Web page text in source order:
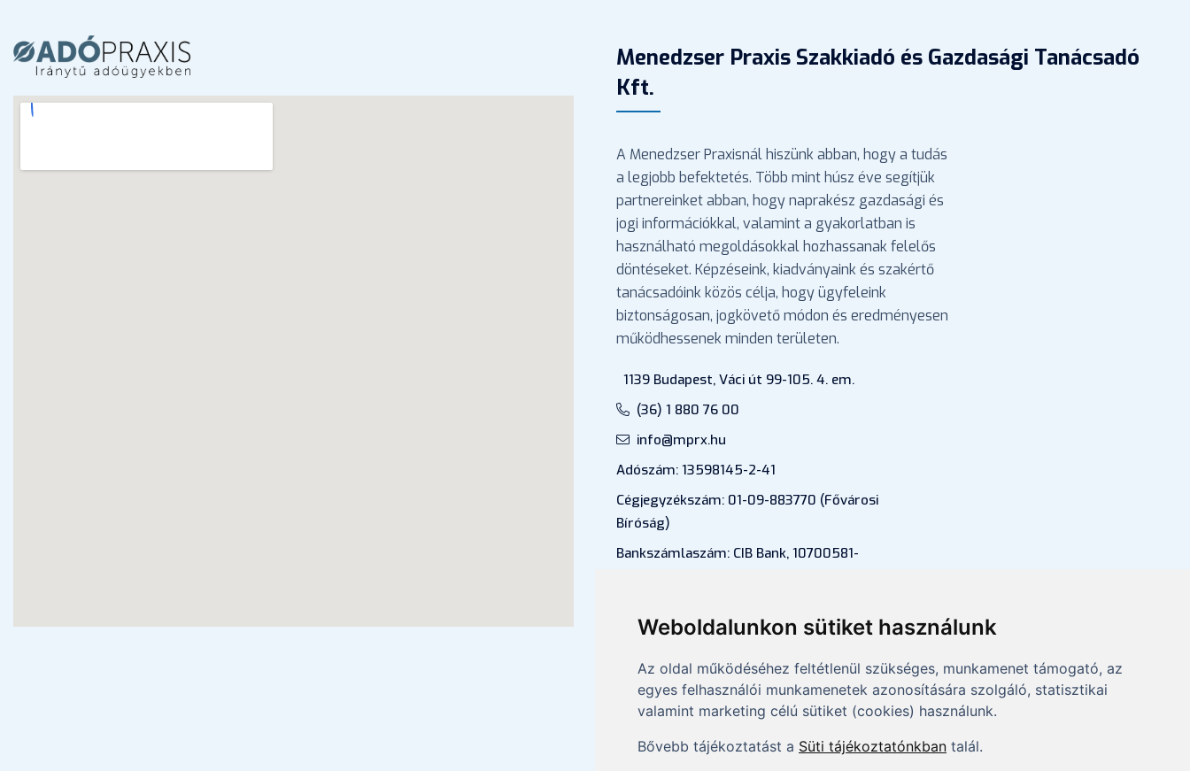
Weboldalunkon sütiket használunk
Az oldal működéséhez feltétlenül szükséges, munkamenet támogató, az
egyes felhasználói munkamenetek azonosítására szolgáló, statisztikai
valamint marketing célú sütiket (cookies) használunk.
Bővebb tájékoztatást a Süti tájékoztatónkban talál.
Menedzser Praxis Szakkiadó és Gazdasági Tanácsadó
Kft.
A Menedzser Praxisnál hiszünk abban, hogy a tudás
a legjobb befektetés. Több mint húsz éve segítjük
partnereinket abban, hogy naprakész gazdasági és
jogi információkkal, valamint a gyakorlatban is
használható megoldásokkal hozhassanak felelős
döntéseket. Képzéseink, kiadványaink és szakértő
tanácsadóink közös célja, hogy ügyfeleink
biztonságosan, jogkövető módon és eredményesen
működhessenek minden területen.
1139 Budapest, Váci út 99-105. 4. em.
(36) 1 880 76 00
info@mprx.hu
Adószám: 13598145-2-41
Cégjegyzékszám: 01-09-883770 (Fővárosi
Bíróság)
Bankszámlaszám: CIB Bank, 10700581-
B/2020/000053